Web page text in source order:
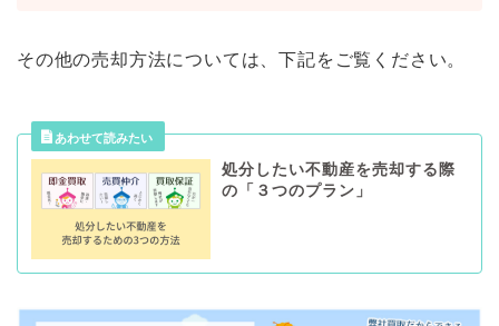
その他の売却方法については、下記をご覧ください。
処分したい不動産を売却する際
の「３つのプラン」